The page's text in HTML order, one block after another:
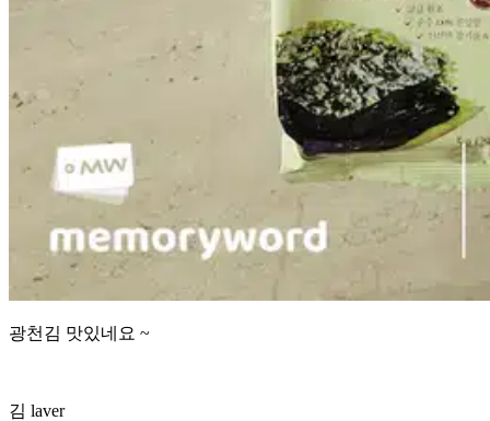
광천김 맛있네요 ~
김 laver